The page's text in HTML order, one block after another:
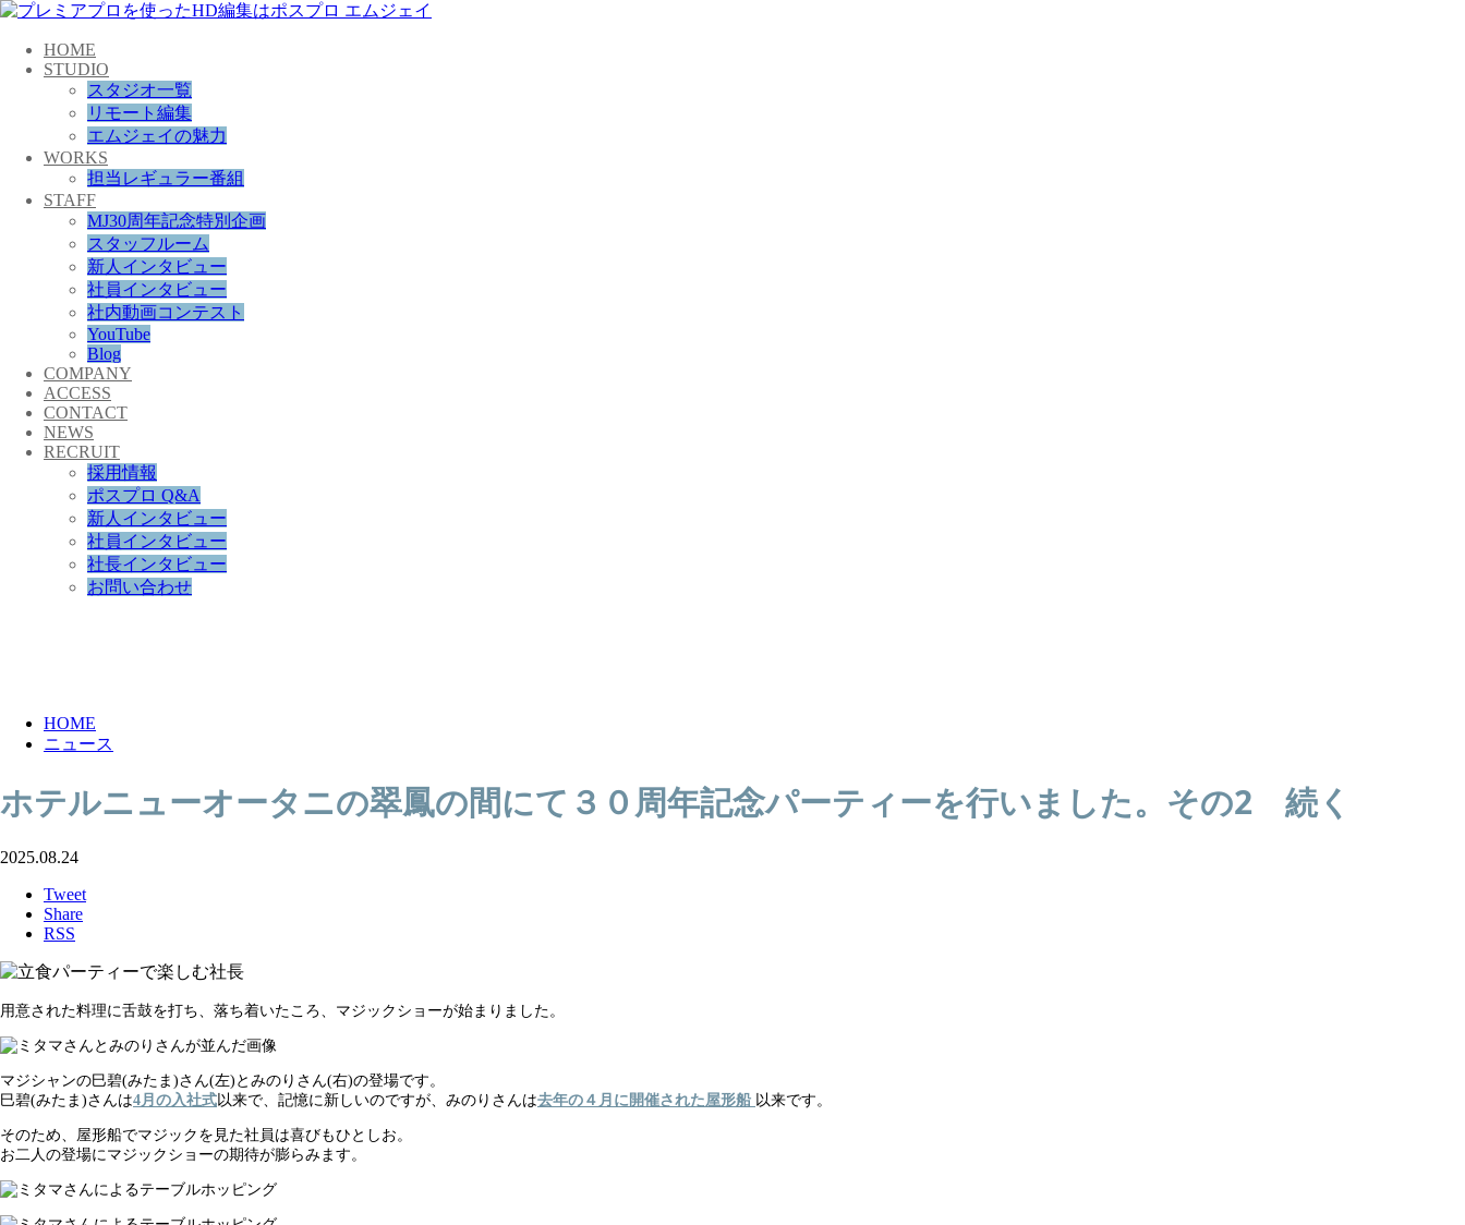
HOME
STUDIO
スタジオ一覧
リモート編集
エムジェイの魅力
WORKS
担当レギュラー番組
STAFF
MJ30周年記念特別企画
スタッフルーム
新人インタビュー
社員インタビュー
社内動画コンテスト
YouTube
Blog
COMPANY
ACCESS
CONTACT
NEWS
RECRUIT
採用情報
ポスプロ Q&A
新人インタビュー
社員インタビュー
社長インタビュー
お問い合わせ
HOME
ニュース
ホテルニューオータニの翠鳳の間にて３０周年記念パーティーを行いました。その2 続く
2025.08.24
Tweet
Share
RSS
用意された料理に舌鼓を打ち、落ち着いたころ、マジックショーが始まりました。
マジシャンの巳碧(みたま)さん(左)とみのりさん(右)の登場です。
巳碧(みたま)さんは4月の入社式以来で、記憶に新しいのですが、みのりさんは去年の４月に開催された屋形船 以来です。
そのため、屋形船でマジックを見た社員は喜びもひとしお。
お二人の登場にマジックショーの期待が膨らみます。